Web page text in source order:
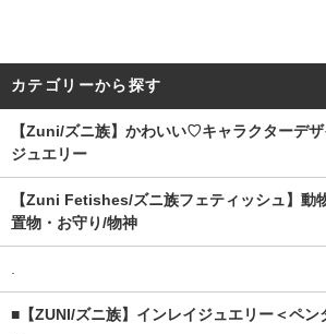
カテゴリーから探す
【Zuni/ズニ族】かわいい♡キャラクターデ
ジュエリー
【Zuni Fetishes/ズニ族フェティッシュ】動
置物・お守り/物神
.
■【ZUNI/ズニ族】インレイジュエリー＜ペン